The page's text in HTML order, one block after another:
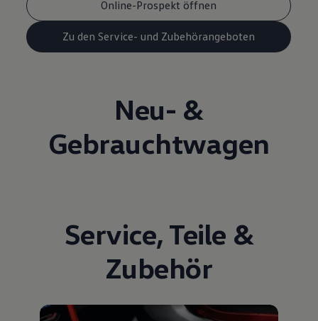
Online-Prospekt öffnen
Zu den Service- und Zubehörangeboten
Neu- &
Gebrauchtwagen
Service, Teile &
Zubehör